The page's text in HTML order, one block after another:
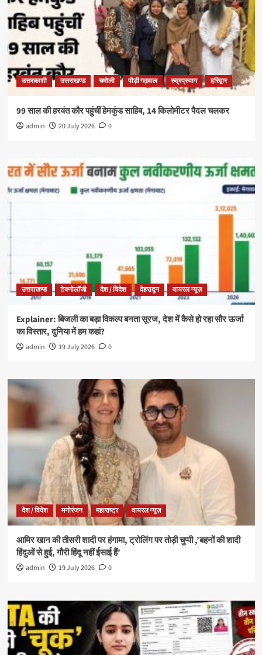
उत्तरकाशी उत्तराखण्ड चमोली पौड़ी गढ़वाल रुद्रप्रयाग हरिद्वार
99 साल की हरवंत कौर पहुंचीं हेमकुंड साहिब, 14 किलोमीटर पैदल चलकर
admin 20 July 2026 0
उत्तराखण्ड टेक्नोलॉजी देश / विदेश देहरादून वायरल न्यूज़
Explainer: बिजली का बड़ा विकल्प बनता सूरज, देश में कैसे हो रहा सौर ऊर्जा
का विस्तार, दुनिया में हम कहां?
admin 19 July 2026 0
देश / विदेश मनोरंजन महाराष्ट्र वायरल न्यूज़
आमिर खान की तीसरी शादी पर हंगामा, ट्रोलिंग पर तोड़ी चुप्पी ,’बहनों की शादी
हिंदुओं से हुई, गौरी हिंदू नहीं ईसाई हैं’
admin 19 July 2026 0